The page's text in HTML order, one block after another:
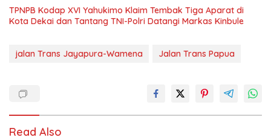
TPNPB Kodap XVI Yahukimo Klaim Tembak Tiga Aparat di
Kota Dekai dan Tantang TNI-Polri Datangi Markas Kinbule
jalan Trans Jayapura-Wamena Jalan Trans Papua
Read Also